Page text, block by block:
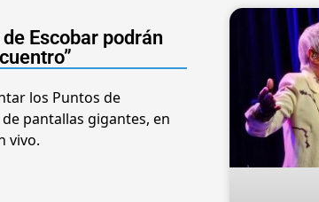
Escobar podrán
los Puntos de
pantallas gigantes, en
vivo.